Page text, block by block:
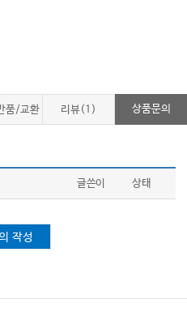
품/교환 리뷰(1) 상품문의
글쓴이 상태
작성